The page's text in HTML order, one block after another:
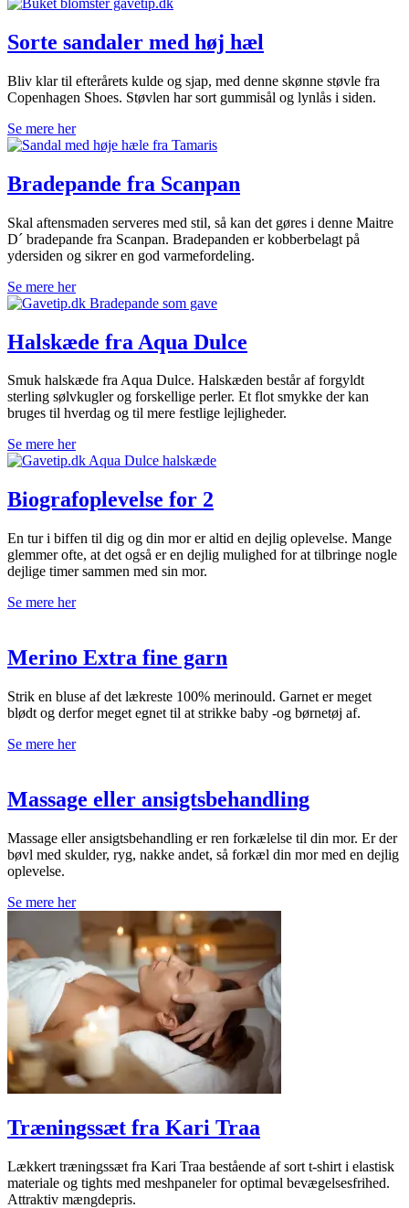
Sorte sandaler med høj hæl
Bliv klar til efterårets kulde og sjap, med denne skønne støvle fra
Copenhagen Shoes. Støvlen har sort gummisål og lynlås i siden.
Se mere her
Bradepande fra Scanpan
Skal aftensmaden serveres med stil, så kan det gøres i denne Maitre
D´ bradepande fra Scanpan. Bradepanden er kobberbelagt på
ydersiden og sikrer en god varmefordeling.
Se mere her
Halskæde fra Aqua Dulce
Smuk halskæde fra Aqua Dulce. Halskæden består af forgyldt
sterling sølvkugler og forskellige perler. Et flot smykke der kan
bruges til hverdag og til mere festlige lejligheder.
Se mere her
Biografoplevelse for 2
En tur i biffen til dig og din mor er altid en dejlig oplevelse. Mange
glemmer ofte, at det også er en dejlig mulighed for at tilbringe nogle
dejlige timer sammen med sin mor.
Se mere her
Merino Extra fine garn
Strik en bluse af det lækreste 100% merinould. Garnet er meget
blødt og derfor meget egnet til at strikke baby -og børnetøj af.
Se mere her
Massage eller ansigtsbehandling
Massage eller ansigtsbehandling er ren forkælelse til din mor. Er der
bøvl med skulder, ryg, nakke andet, så forkæl din mor med en dejlig
oplevelse.
Se mere her
Træningssæt fra Kari Traa
Lækkert træningssæt fra Kari Traa bestående af sort t-shirt i elastisk
materiale og tights med meshpaneler for optimal bevægelsesfrihed.
Attraktiv mængdepris.